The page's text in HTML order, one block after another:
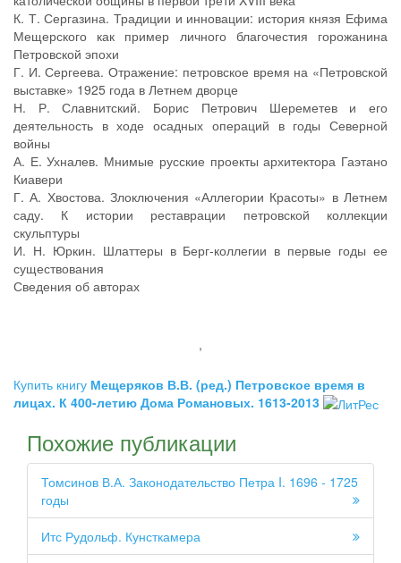
К. Т. Сергазина. Традиции и инновации: история князя Ефима
Мещерского как пример личного благочестия горожанина
Петровской эпохи
Г. И. Сергеева. Отражение: петровское время на «Петровской
выставке» 1925 года в Летнем дворце
Н. Р. Славнитский. Борис Петрович Шереметев и его
деятельность в ходе осадных операций в годы Северной
войны
А. Е. Ухналев. Мнимые русские проекты архитектора Гаэтано
Киавери
Г. А. Хвостова. Злоключения «Аллегории Красоты» в Летнем
саду. К истории реставрации петровской коллекции
скульптуры
И. Н. Юркин. Шлаттеры в Берг-коллегии в первые годы ее
существования
Сведения об авторах
,
Купить книгу Мещеряков В.В. (ред.) Петровское время в
лицах. К 400-летию Дома Романовых. 1613-2013
Похожие публикации
Томсинов В.А. Законодательство Петра I. 1696 - 1725
годы
Итс Рудольф. Кунсткамера